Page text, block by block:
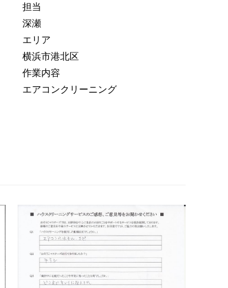
担当
深瀬
エリア
横浜市港北区
作業内容
エアコンクリーニング